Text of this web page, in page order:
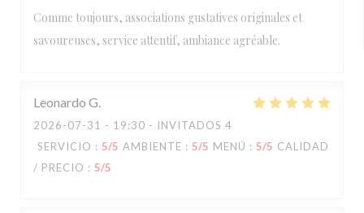
Comme toujours, associations gustatives originales et
savoureuses, service attentif, ambiance agréable.
Leonardo G
2026-07-31 - 19:30 - INVITADOS 4
SERVICIO : 5/5 AMBIENTE : 5/5 MENÚ : 5/5 CALIDAD
/ PRECIO : 5/5